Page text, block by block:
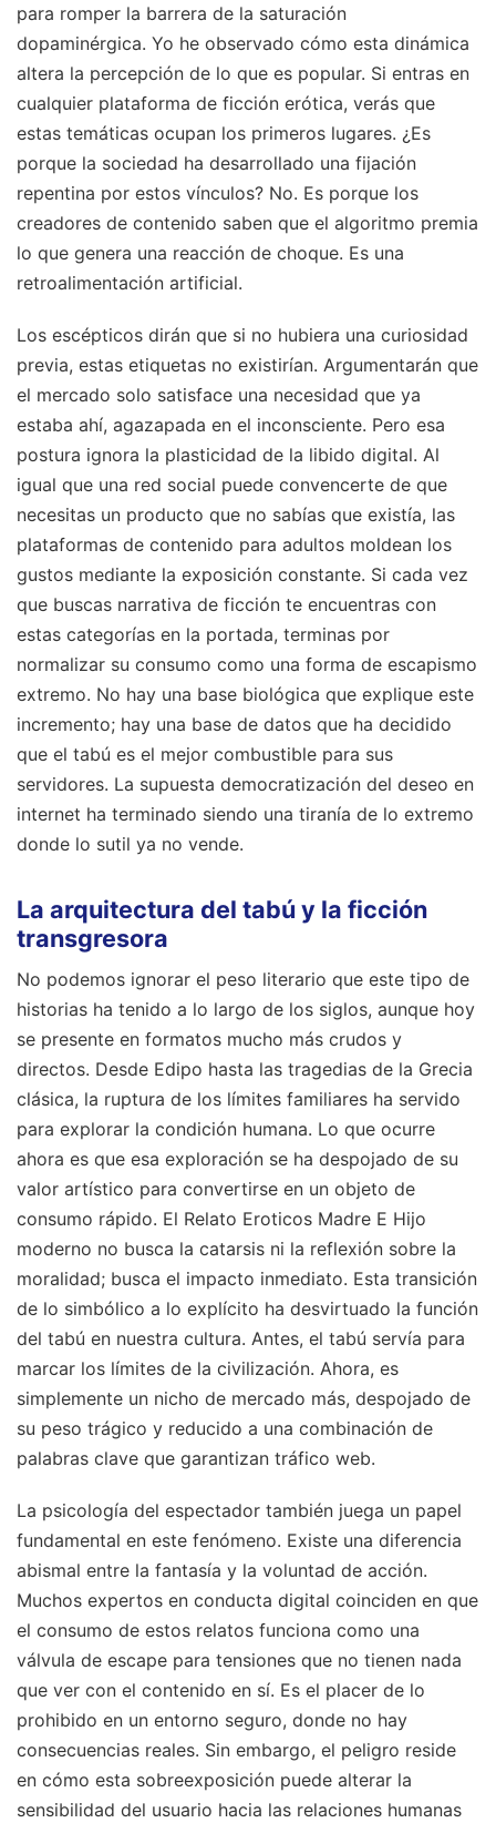
para romper la barrera de la saturación
dopaminérgica. Yo he observado cómo esta dinámica
altera la percepción de lo que es popular. Si entras en
cualquier plataforma de ficción erótica, verás que
estas temáticas ocupan los primeros lugares. ¿Es
porque la sociedad ha desarrollado una fijación
repentina por estos vínculos? No. Es porque los
creadores de contenido saben que el algoritmo premia
lo que genera una reacción de choque. Es una
retroalimentación artificial.
Los escépticos dirán que si no hubiera una curiosidad
previa, estas etiquetas no existirían. Argumentarán que
el mercado solo satisface una necesidad que ya
estaba ahí, agazapada en el inconsciente. Pero esa
postura ignora la plasticidad de la libido digital. Al
igual que una red social puede convencerte de que
necesitas un producto que no sabías que existía, las
plataformas de contenido para adultos moldean los
gustos mediante la exposición constante. Si cada vez
que buscas narrativa de ficción te encuentras con
estas categorías en la portada, terminas por
normalizar su consumo como una forma de escapismo
extremo. No hay una base biológica que explique este
incremento; hay una base de datos que ha decidido
que el tabú es el mejor combustible para sus
servidores. La supuesta democratización del deseo en
internet ha terminado siendo una tiranía de lo extremo
donde lo sutil ya no vende.
La arquitectura del tabú y la ficción
transgresora
No podemos ignorar el peso literario que este tipo de
historias ha tenido a lo largo de los siglos, aunque hoy
se presente en formatos mucho más crudos y
directos. Desde Edipo hasta las tragedias de la Grecia
clásica, la ruptura de los límites familiares ha servido
para explorar la condición humana. Lo que ocurre
ahora es que esa exploración se ha despojado de su
valor artístico para convertirse en un objeto de
consumo rápido. El Relato Eroticos Madre E Hijo
moderno no busca la catarsis ni la reflexión sobre la
moralidad; busca el impacto inmediato. Esta transición
de lo simbólico a lo explícito ha desvirtuado la función
del tabú en nuestra cultura. Antes, el tabú servía para
marcar los límites de la civilización. Ahora, es
simplemente un nicho de mercado más, despojado de
su peso trágico y reducido a una combinación de
palabras clave que garantizan tráfico web.
La psicología del espectador también juega un papel
fundamental en este fenómeno. Existe una diferencia
abismal entre la fantasía y la voluntad de acción.
Muchos expertos en conducta digital coinciden en que
el consumo de estos relatos funciona como una
válvula de escape para tensiones que no tienen nada
que ver con el contenido en sí. Es el placer de lo
prohibido en un entorno seguro, donde no hay
consecuencias reales. Sin embargo, el peligro reside
en cómo esta sobreexposición puede alterar la
sensibilidad del usuario hacia las relaciones humanas